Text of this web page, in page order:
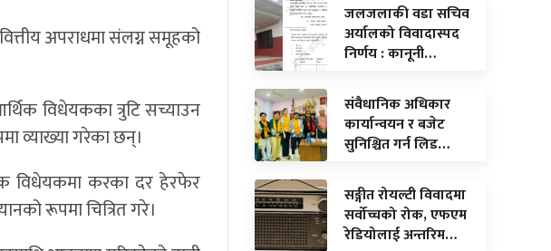
अपराधमा संलग्न समूहको
विधेयकका त्रुटि सच्याउन
व्याख्या गरेका छन्।
विधेयकमा करका दर हेरफेर
रूपमा चित्रित गरे।
जलजलाकी वडा सचिव
अर्यालको विवादास्पद
निर्णय : कानूनी…
संवैधानिक अधिकार
कार्यान्वयन र बजेट
सुनिश्चित गर्न लिड…
सङ्गीत रोयल्टी विवादमा
सर्वोच्चको रोक, एफएम
रेडियोलाई अन्तरिम…